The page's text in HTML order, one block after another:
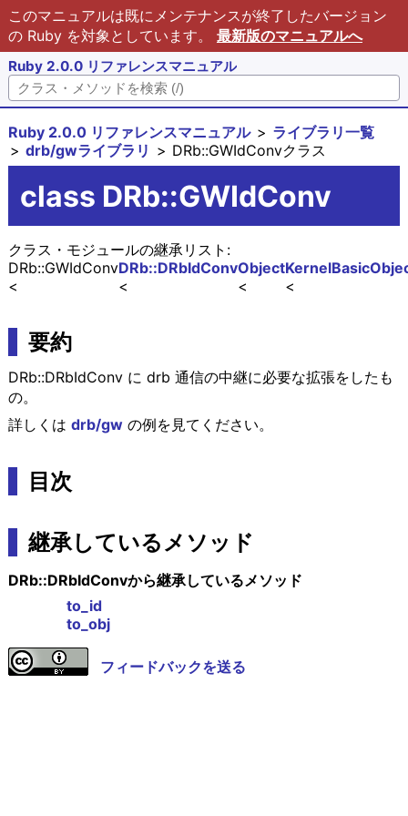
このマニュアルは既にメンテナンスが終了したバージョン
の Ruby を対象としています。 最新版のマニュアルへ
Ruby 2.0.0 リファレンスマニュアル
Ruby 2.0.0 リファレンスマニュアル
ライブラリ一覧
drb/gwライブラリ
DRb::GWIdConvクラス
class DRb::GWIdConv
クラス・モジュールの継承リスト:
Kernel
Object
DRb::DRbIdConv
DRb::GWIdConv
要約
DRb::DRbIdConv に drb 通信の中継に必要な拡張をしたも
の。
詳しくは drb/gwの例を見てください。
目次
継承しているメソッド
DRb::DRbIdConvから継承しているメソッド
to_id
to_obj
フィードバックを送る